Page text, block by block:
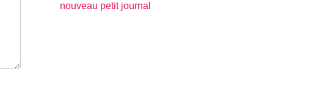
nouveau petit journal